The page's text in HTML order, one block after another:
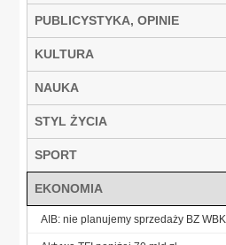
PUBLICYSTYKA, OPINIE
KULTURA
NAUKA
STYL ŻYCIA
SPORT
EKONOMIA
AIB: nie planujemy sprzedaży BZ WBK